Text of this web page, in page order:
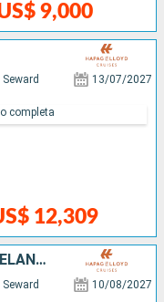
9,000
Seward 13/07/2027
12,309
completa
ESTADOS UNIDOS, CANADÁ, GROELÂNDIA
Seward 10/08/2027